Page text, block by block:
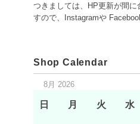
つきましては、HP更新が間に
すので、Instagramや
Shop Calendar
8月 2026
日 月 火 水